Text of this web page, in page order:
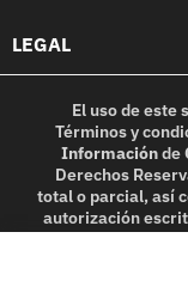
LEGAL
El uso de este
Términos y
Informaciónde
Derechos
total o parcial, así
autorización